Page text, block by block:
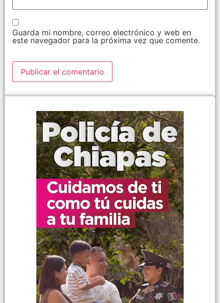
Guarda mi nombre, correo electrónico y web en
este navegador para la próxima vez que comente.